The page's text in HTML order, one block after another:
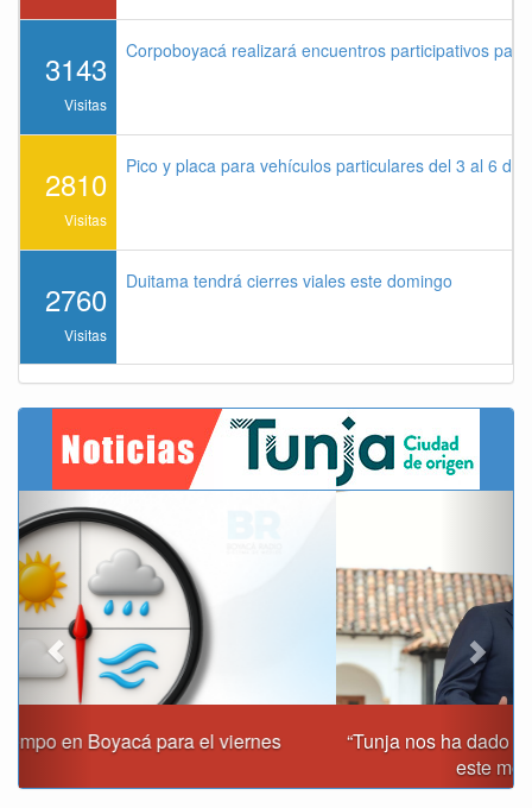
3143
Visitas
Corpoboyacá realizará encuentros participativos
2810
Visitas
Pico y placa para vehículos particulares del 3 al 6 de
2760
Visitas
Duitama tendrá cierres viales este domingo
“Tunja nos ha dado demasiado y no podemos fallarle en
Previous